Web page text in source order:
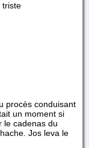
triste
procès conduisant
un moment si
le cadenas du
Jos leva le